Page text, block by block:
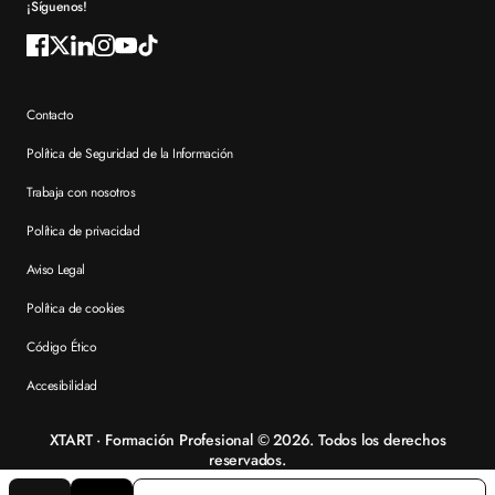
¡Síguenos!
Contacto
Política de Seguridad de la Información
Trabaja con nosotros
Política de privacidad
Aviso Legal
Política de cookies
Código Ético
Accesibilidad
XTART · Formación Profesional © 2026. Todos los derechos
reservados.